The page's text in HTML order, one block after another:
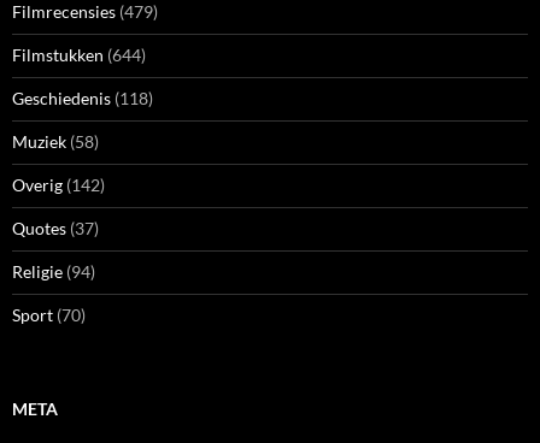
Filmrecensies (479)
Filmstukken (644)
Geschiedenis (118)
Muziek (58)
Overig (142)
Quotes (37)
Religie (94)
Sport (70)
META